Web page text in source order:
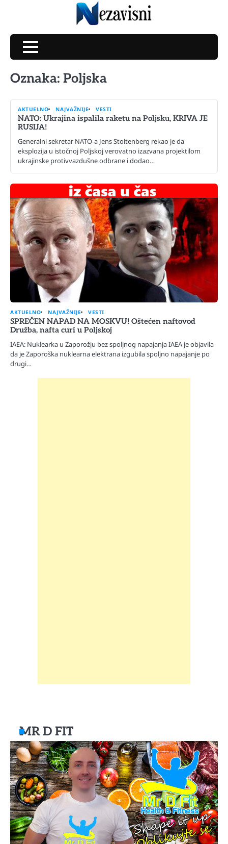
Oznaka: Poljska
AKTUELNO NAJVAŽNIJE VESTI
NATO: Ukrajina ispalila raketu na Poljsku, KRIVA JE
RUSIJA!
Generalni sekretar NATO-a Jens Stoltenberg rekao je da
eksplozija u istočnoj Poljskoj verovatno izazvana projektilom
ukrajinske protivvazdušne odbrane i dodao…
AKTUELNO NAJVAŽNIJE VESTI
SPREČEN NAPAD NA MOSKVU! Oštećen naftovod
Družba, nafta curi u Poljskoj
IAEA: Nuklearka u Zaporožju bez spoljnog napajanja IAEA je objavila
da je Zaporoška nuklearna elektrana izgubila spoljno napajanje po
drugi…
MR D FIT